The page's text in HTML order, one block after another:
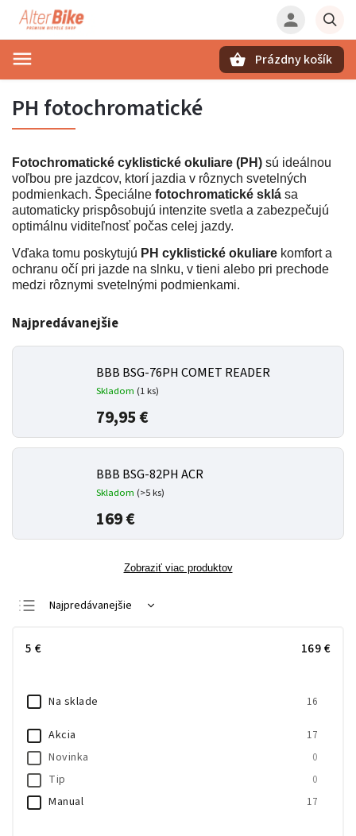
Prázdny košík
PH fotochromatické
Fotochromatické cyklistické okuliare (PH) sú ideálnou
voľbou pre jazdcov, ktorí jazdia v rôznych svetelných
podmienkach. Špeciálne fotochromatické sklá sa
automaticky prispôsobujú intenzite svetla a zabezpečujú
optimálnu viditeľnosť počas celej jazdy.
Vďaka tomu poskytujú PH cyklistické okuliare komfort a
ochranu očí pri jazde na slnku, v tieni alebo pri prechode
medzi rôznymi svetelnými podmienkami.
Najpredávanejšie
BBB BSG-76PH COMET READER
Skladom (1 ks)
79,95 €
BBB BSG-82PH ACR
Skladom (>5 ks)
169 €
Zobraziť viac produktov
Najpredávanejšie
5 € 169€
Na sklade 16
Akcia 17
Novinka 0
Tip 0
Manual 17